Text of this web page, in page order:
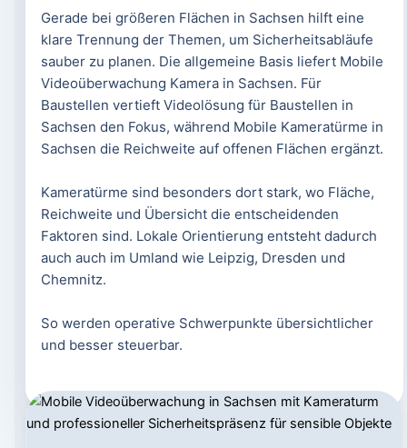
Gerade bei größeren Flächen in Sachsen hilft eine
klare Trennung der Themen, um Sicherheitsabläufe
sauber zu planen. Die allgemeine Basis liefert Mobile
Videoüberwachung Kamera in Sachsen. Für
Baustellen vertieft Videolösung für Baustellen in
Sachsen den Fokus, während Mobile Kameratürme in
Sachsen die Reichweite auf offenen Flächen ergänzt.
Kameratürme sind besonders dort stark, wo Fläche,
Reichweite und Übersicht die entscheidenden
Faktoren sind. Lokale Orientierung entsteht dadurch
auch auch im Umland wie Leipzig, Dresden und
Chemnitz.
So werden operative Schwerpunkte übersichtlicher
und besser steuerbar.